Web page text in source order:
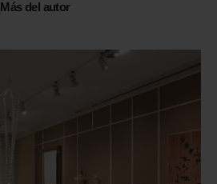
Más del autor